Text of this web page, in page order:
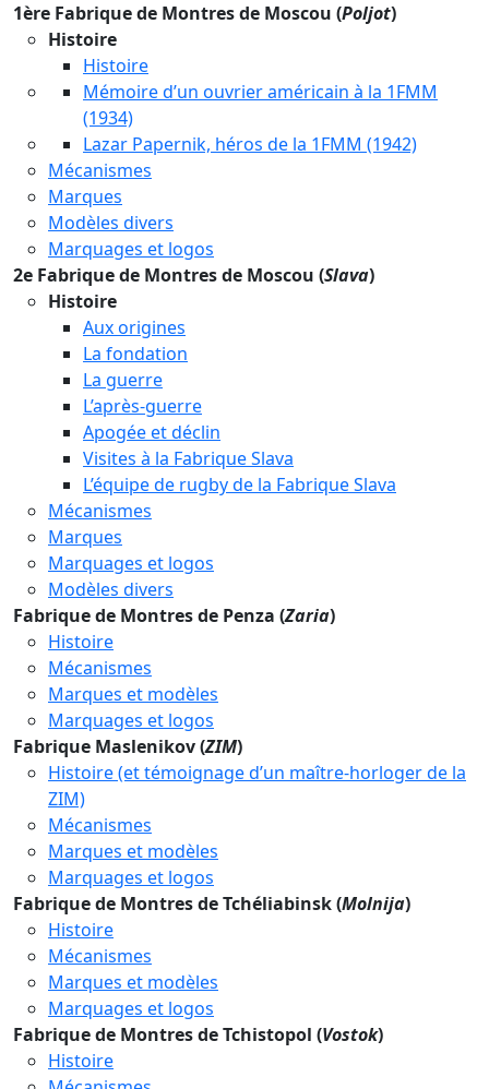
1ère Fabrique de Montres de Moscou (Poljot)
Histoire
Histoire
Mémoire d’un ouvrier américain à la 1FMM
(1934)
Lazar Papernik, héros de la 1FMM (1942)
Mécanismes
Marques
Modèles divers
Marquages et logos
2e Fabrique de Montres de Moscou (Slava)
Histoire
Aux origines
La fondation
La guerre
L’après-guerre
Apogée et déclin
Visites à la Fabrique Slava
L’équipe de rugby de la Fabrique Slava
Mécanismes
Marques
Marquages et logos
Modèles divers
Fabrique de Montres de Penza (Zaria)
Histoire
Mécanismes
Marques et modèles
Marquages et logos
Fabrique Maslenikov (ZIM)
Histoire (et témoignage d’un maître-horloger de la
ZIM)
Mécanismes
Marques et modèles
Marquages et logos
Fabrique de Montres de Tchéliabinsk (Molnija)
Histoire
Mécanismes
Marques et modèles
Marquages et logos
Fabrique de Montres de Tchistopol (Vostok)
Histoire